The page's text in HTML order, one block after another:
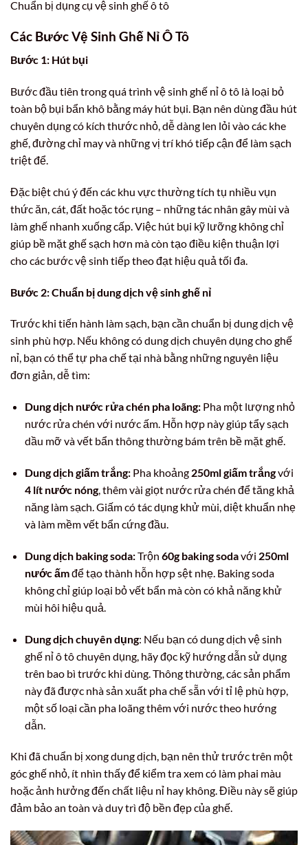
Chuẩn bị dụng cụ vệ sinh ghế ô tô
Các Bước Vệ Sinh Ghế Nỉ Ô Tô
Bước 1: Hút bụi
Bước đầu tiên trong quá trình vệ sinh ghế nỉ ô tô là loại bỏ
toàn bộ bụi bẩn khô bằng máy hút bụi. Bạn nên dùng đầu hút
chuyên dụng có kích thước nhỏ, dễ dàng len lỏi vào các khe
ghế, đường chỉ may và những vị trí khó tiếp cận để làm sạch
triệt để.
Đặc biệt chú ý đến các khu vực thường tích tụ nhiều vụn
thức ăn, cát, đất hoặc tóc rụng – những tác nhân gây mùi và
làm ghế nhanh xuống cấp. Việc hút bụi kỹ lưỡng không chỉ
giúp bề mặt ghế sạch hơn mà còn tạo điều kiện thuận lợi
cho các bước vệ sinh tiếp theo đạt hiệu quả tối đa.
Bước 2: Chuẩn bị dung dịch vệ sinh ghế nỉ
Trước khi tiến hành làm sạch, bạn cần chuẩn bị dung dịch vệ
sinh phù hợp. Nếu không có dung dịch chuyên dụng cho ghế
nỉ, bạn có thể tự pha chế tại nhà bằng những nguyên liệu
đơn giản, dễ tìm:
Dung dịch nước rửa chén pha loãng:Pha một lượng nhỏ
nước rửa chén với nước ấm. Hỗn hợp này giúp tẩy sạch
dầu mỡ và vết bẩn thông thường bám trên bề mặt ghế.
Dung dịch giấm trắng:Pha khoảng 250ml giấm trắngvới
4 lít nước nóng, thêm vài giọt nước rửa chén để tăng khả
năng làm sạch. Giấm có tác dụng khử mùi, diệt khuẩn nhẹ
và làm mềm vết bẩn cứng đầu.
Dung dịch baking soda:Trộn 60g baking sodavới 250ml
nước ấmđể tạo thành hỗn hợp sệt nhẹ. Baking soda
không chỉ giúp loại bỏ vết bẩn mà còn có khả năng khử
mùi hôi hiệu quả.
Dung dịch chuyên dụng: Nếu bạn có dung dịch vệ sinh
ghế nỉ ô tô chuyên dụng, hãy đọc kỹ hướng dẫn sử dụng
trên bao bì trước khi dùng. Thông thường, các sản phẩm
này đã được nhà sản xuất pha chế sẵn với tỉ lệ phù hợp,
một số loại cần pha loãng thêm với nước theo hướng
dẫn.
Khi đã chuẩn bị xong dung dịch, bạn nên thử trước trên một
góc ghế nhỏ, ít nhìn thấy để kiểm tra xem có làm phai màu
hoặc ảnh hưởng đến chất liệu nỉ hay không. Điều này sẽ giúp
đảm bảo an toàn và duy trì độ bền đẹp của ghế.